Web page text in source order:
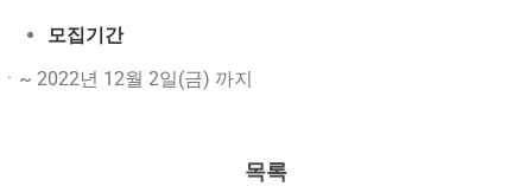
모집기간
ㆍ~ 2022년 12월 2일(금) 까지
목록